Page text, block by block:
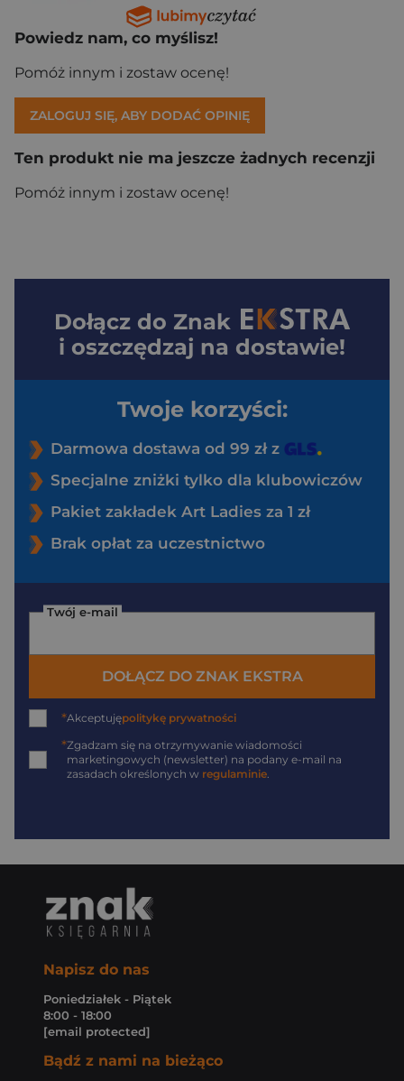
Powiedz nam, co myślisz!
Pomóż innym i zostaw ocenę!
ZALOGUJ SIĘ, ABY DODAĆ OPINIĘ
Ten produkt nie ma jeszcze żadnych recenzji
Pomóż innym i zostaw ocenę!
Dołącz do Znak
i oszczędzaj na dostawie!
Twoje korzyści:
Darmowa dostawa od 99 zł z
Specjalne zniżki tylko dla klubowiczów
Pakiet zakładek Art Ladies za 1 zł
Brak opłat za uczestnictwo
Twój e-mail
DOŁĄCZ DO ZNAK EKSTRA
*Akceptujępolitykę prywatności
*Zgadzam się na otrzymywanie wiadomości
marketingowych (newsletter) na podany e-mail na
zasadach określonych w regulaminie
Napisz do nas
Poniedziałek - Piątek
8:00 - 18:00
[email protected]
Bądź z nami na bieżąco